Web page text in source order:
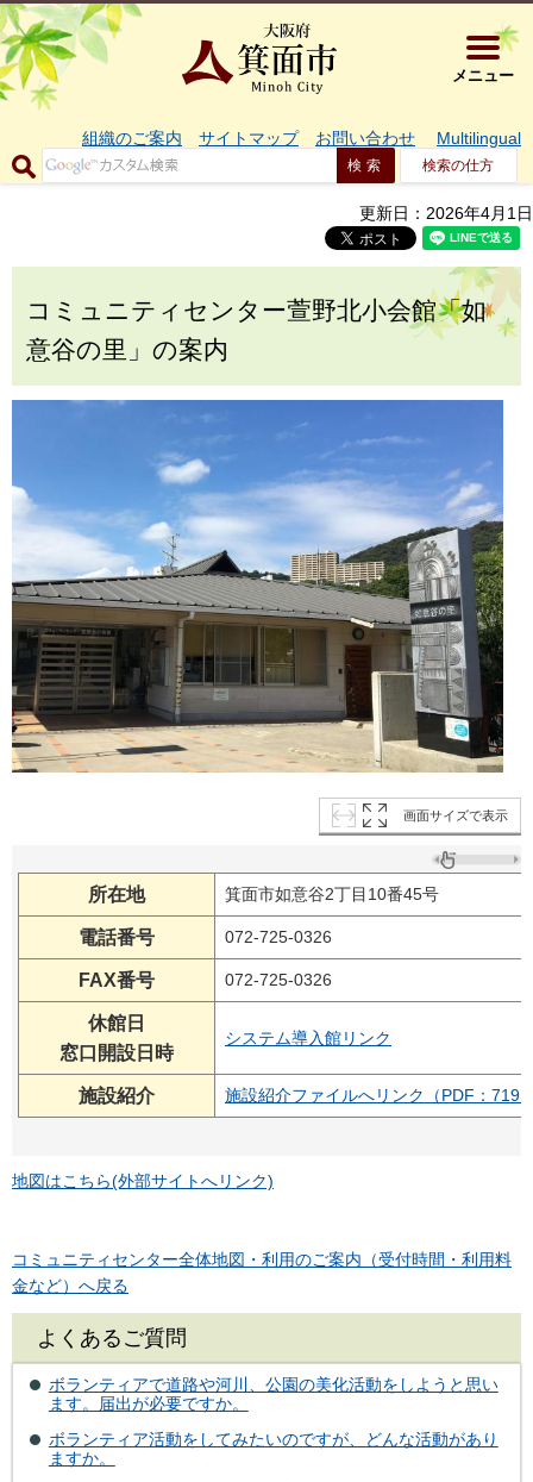
大阪府箕
メニュー
組織のご案内 サイトマップ お問い合わせ Multilingual
検索の仕方
更新日：2026年4月1日
コミュニティセンター萱野北小会館「如
意谷の里」の案内
画面サイズで表示
所在地 箕面市如意谷2丁目10番45号
電話番号 072-725-0326
FAX番号 072-725-0326
休館日
窓口開設日時
システム導入館リンク
施設紹介 施設紹介ファイルへリンク（PDF：
地図はこちら(外部サイトへリンク)
コミュニティセンター全体地図・利用のご案内（受付時間・利用料
金など）へ戻る
よくあるご質問
ボランティアで道路や河川、公園の美化活動をしようと思い
ます。届出が必要ですか。
ボランティア活動をしてみたいのですが、どんな活動があり
ますか。